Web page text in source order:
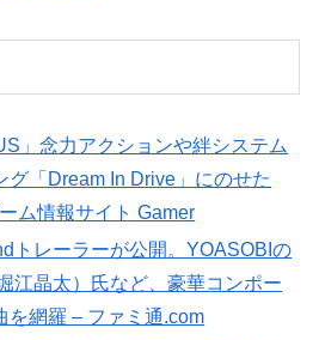
」念力アクションや絆システム
グ「Dream In Drive」にのせた
ム情報サイト Gamer
トレーラーが公開。YOASOBIの
江晶太）氏など、豪華コンポー
を網羅 – ファミ通.com